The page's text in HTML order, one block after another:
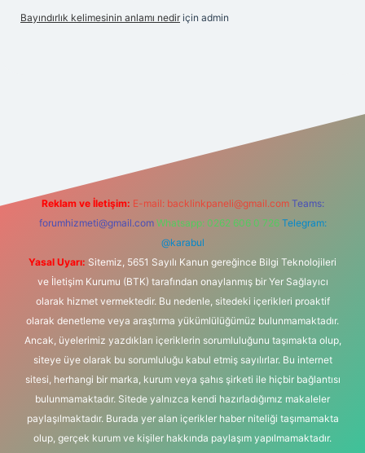
Bayındırlık kelimesinin anlamı nedir için admin
Reklam ve İletişim: E-mail: backlinkpaneli@gmail.com Teams:
forumhizmeti@gmail.com Whatsapp: 0262 606 0 726 Telegram:
@karabul
Yasal Uyarı: Sitemiz, 5651 Sayılı Kanun gereğince Bilgi Teknolojileri
ve İletişim Kurumu (BTK) tarafından onaylanmış bir Yer Sağlayıcı
olarak hizmet vermektedir. Bu nedenle, sitedeki içerikleri proaktif
olarak denetleme veya araştırma yükümlülüğümüz bulunmamaktadır.
Ancak, üyelerimiz yazdıkları içeriklerin sorumluluğunu taşımakta olup,
siteye üye olarak bu sorumluluğu kabul etmiş sayılırlar. Bu internet
sitesi, herhangi bir marka, kurum veya şahıs şirketi ile hiçbir bağlantısı
bulunmamaktadır. Sitede yalnızca kendi hazırladığımız makaleler
paylaşılmaktadır. Burada yer alan içerikler haber niteliği taşımamakta
olup, gerçek kurum ve kişiler hakkında paylaşım yapılmamaktadır.